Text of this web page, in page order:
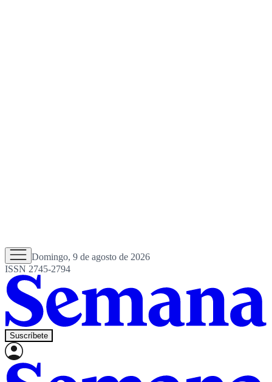
Domingo, 9 de agosto de 2026
ISSN 2745-2794
Suscríbete